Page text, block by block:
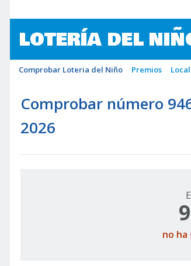
LOTERÍA DEL
Comprobar Loteria del Niño Premios
Comprobar número
2026
no ha